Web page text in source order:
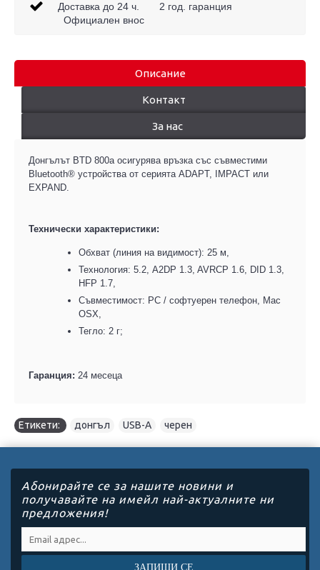
Доставка до 24 ч. 2 год. гаранция
Официален внос
Описание
Контакт
За нас
Донгълът BTD 800a осигурява връзка със съвместими
Bluetooth® устройства от серията ADAPT, IMPACT или
EXPAND.
Технически характеристики:
Обхват (линия на видимост): 25 м,
Технология: 5.2, A2DP 1.3, AVRCP 1.6, DID 1.3,
HFP 1.7,
Съвместимост: PC / софтуерен телефон, Mac
OSX,
Тегло: 2 г;
Гаранция: 24 месеца
Етикети: донгъл USB-A черен
Абонирайте се за нашите новини и
получавайте на имейл най-актуалните ни
предложения!
ЗАПИШИ СЕ